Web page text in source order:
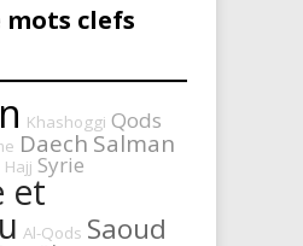
mots clefs
Khashoggi Qods
Daech Salman
Hajj Syrie
et
Al-Qods Saoud